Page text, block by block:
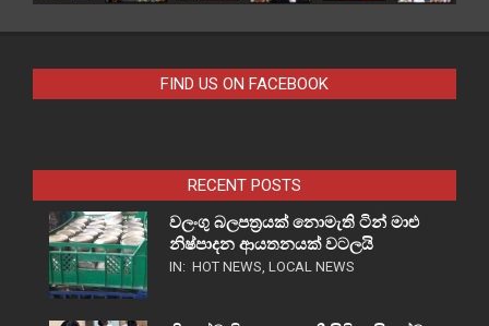
FIND US ON FACEBOOK
RECENT POSTS
වලංගු බලපත්‍රයක් නොමැති ටින් මාළු
නිෂ්පාදන ආයතනයක් වටලයි
IN: HOT NEWS, LOCAL NEWS